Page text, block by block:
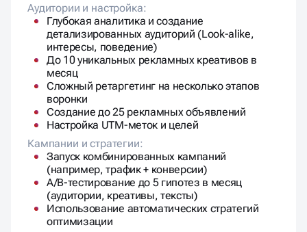
Аудитории и настройка:
Глубокая аналитика и создание
детализированных аудиторий (Look-alike,
интересы, поведение)
До 10 уникальных рекламных креативов в
месяц
Сложный ретаргетинг на несколько этапов
воронки
Создание до 25 рекламных объявлений
Настройка UTM-меток и целей
Кампании и стратегии:
Запуск комбинированных кампаний
(например, трафик + конверсии)
A/B-тестирование до 5 гипотез в месяц
(аудитории, креативы, тексты)
Использование автоматических стратегий
оптимизации